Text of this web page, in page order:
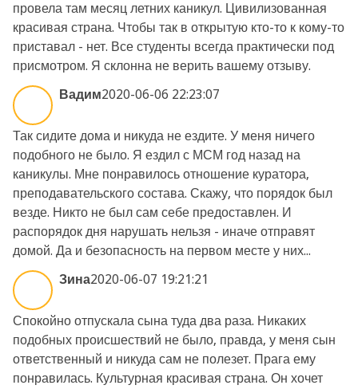
провела там месяц летних каникул. Цивилизованная
красивая страна. Чтобы так в открытую кто-то к кому-то
приставал - нет. Все студенты всегда практически под
присмотром. Я склонна не верить вашему отзыву.
Вадим2020-06-06 22:23:07
Так сидите дома и никуда не ездите. У меня ничего
подобного не было. Я ездил с МСМ год назад на
каникулы. Мне понравилось отношение куратора,
преподавательского состава. Скажу, что порядок был
везде. Никто не был сам себе предоставлен. И
распорядок дня нарушать нельзя - иначе отправят
домой. Да и безопасность на первом месте у них...
Зина2020-06-07 19:21:21
Спокойно отпускала сына туда два раза. Никаких
подобных происшествий не было, правда, у меня сын
ответственный и никуда сам не полезет. Прага ему
понравилась. Культурная красивая страна. Он хочет